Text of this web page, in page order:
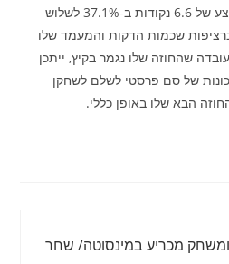
לציין את דורט שעומד על ממוצע של 6.6 נקודות ב-37.1% לשלוש
ברציפות שכמות הדקות והמעמד שלו
שהחוזה שלו נגמר בקיץ, ייתכן
של סם פרסטי לשלם לשחקן
הבא שלו באופן כללי.
ומשחק מכריע במינסוטה/ שחר